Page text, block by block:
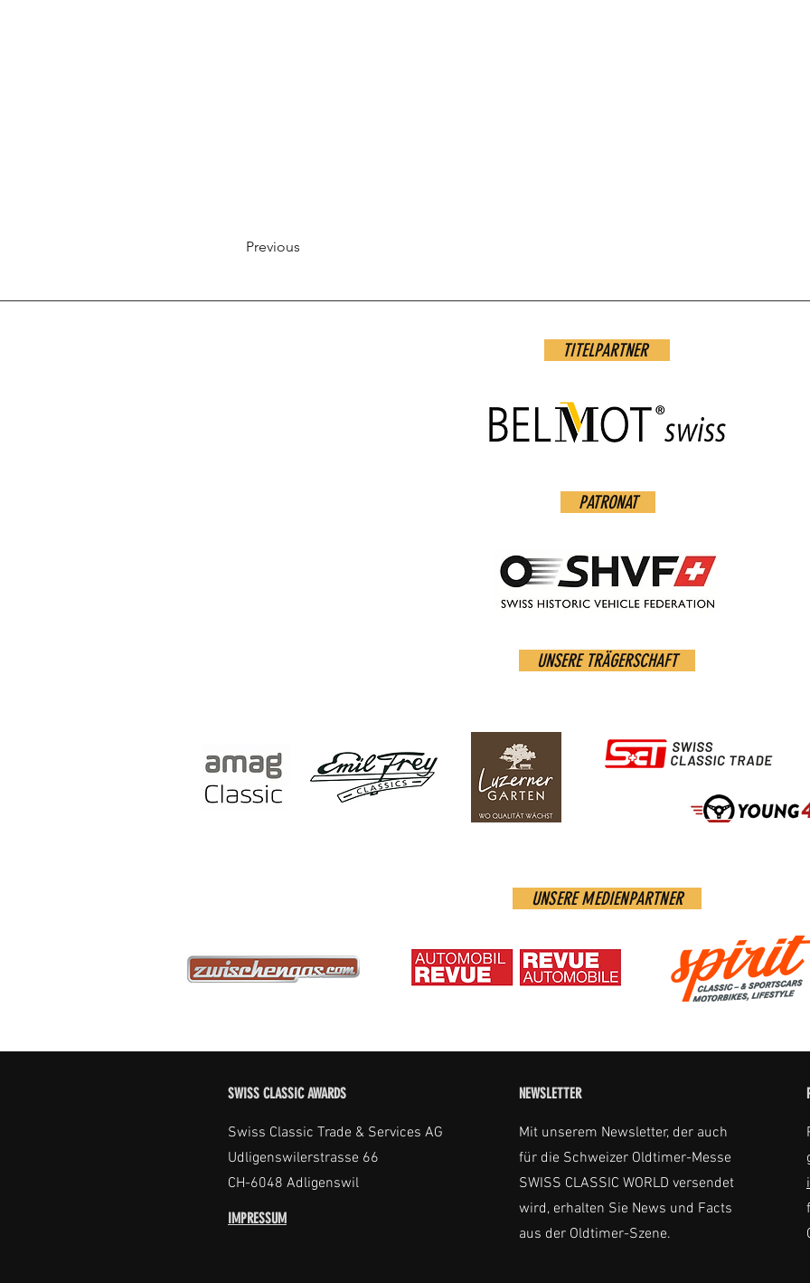
Previous
SWISS CLASSIC AWARDS
Swiss Classic Trade & Services AG
Udligenswilerstrasse 66
CH-6048 Adligenswil
IMPRESSUM
NEWSLETTER
Mit unserem Newsletter, der auch
für die Schweizer Oldtimer-Messe
SWISS CLASSIC WORLD versendet
wird, erhalten Sie News und Facts
aus der Oldtimer-Szene.
TITELPARTNER
PATRONAT
UNSERE TRÄGERSCHAFT
UNSERE MEDIENPARTNER